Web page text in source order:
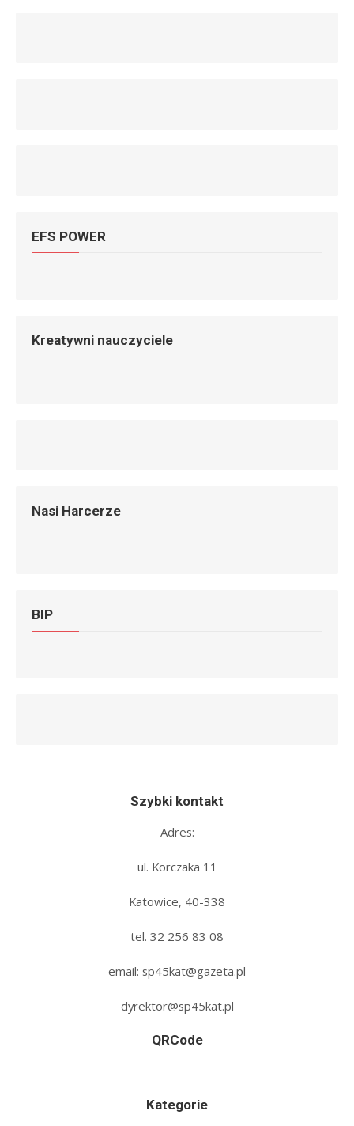
EFS POWER
Kreatywni nauczyciele
Nasi Harcerze
BIP
Szybki kontakt
Adres:
ul. Korczaka 11
Katowice, 40-338
tel. 32 256 83 08‬
email: sp45kat@gazeta.pl
dyrektor@sp45kat.pl
QRCode
Kategorie